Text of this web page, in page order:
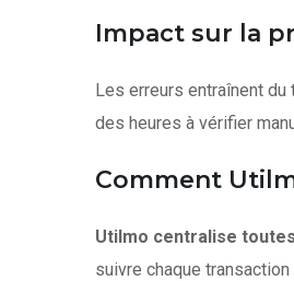
Impact sur la
Les erreurs entraînent
des heures à vérifier
Comment
Utilmo centralise
suivre chaque